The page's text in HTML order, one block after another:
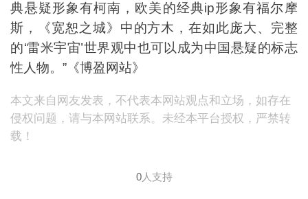
典悬疑形象有柯南，欧美的经典ip形象有福尔摩
斯，《宽恕之城》中的方木，在如此庞大、完整
的‘雷米宇宙’世界观中也可以成为中国悬疑的标志
性人物。”《博盈网站》
本文来自网友发表，不代表本网站观点和立场，如存在
侵权问题，请与本网站联系。未经本平台授权，严禁转
载！
0人支持